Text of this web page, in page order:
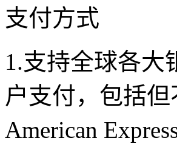
支付方式
1.支持全球各大
户支付，包括但
American